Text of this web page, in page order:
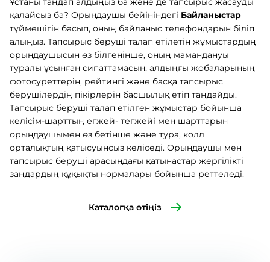
қалайсыз ба? Орындаушы бейініндегі Байланыстар
түймешігін басып, оның байланыс телефондарын біліп
алыңыз. Тапсырыс беруші талап етілетін жұмыстардың
орындаушысын өз білгенінше, оның мамандануы
туралы ұсынған сипаттамасын, алдыңғы жобаларының
фотосуреттерін, рейтингі және басқа тапсырыс
берушілердің пікірлерін басшылық етіп таңдайды.
Тапсырыс беруші талап етілген жұмыстар бойынша
келісім-шарттың егжей- тегжейі мен шарттарын
орындаушымен өз бетінше және тура, колл
орталықтың қатысуынсыз келіседі. Орындаушы мен
тапсырыс беруші арасындағы қатынастар жергілікті
заңдардың құқықты нормалары бойынша реттеледі.
Каталогқа өтіңіз